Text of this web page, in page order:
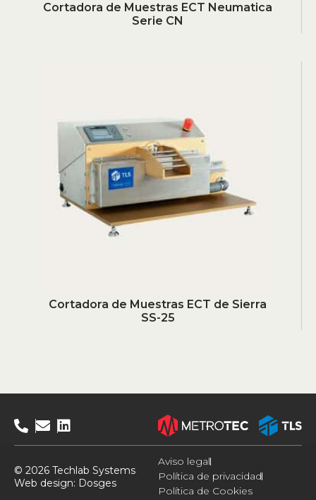
Cortadora de Muestras ECT Neumatica
Serie CN
Cortadora de Muestras ECT de Sierra
SS-25
© 2026 Techlab Systems
Web design: Dosges
Aviso legal
Política de privacidad
Política de Cookies